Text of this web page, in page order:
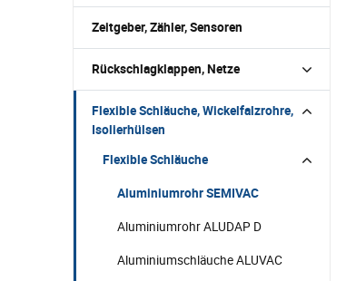
Zeitgeber, Zähler, Sensoren
Rückschlagklappen, Netze
Flexible Schläuche, Wickelfalzrohre,
Isolierhülsen
Flexible Schläuche
Aluminiumrohr SEMIVAC
Aluminiumrohr ALUDAP D
Aluminiumschläuche ALUVAC